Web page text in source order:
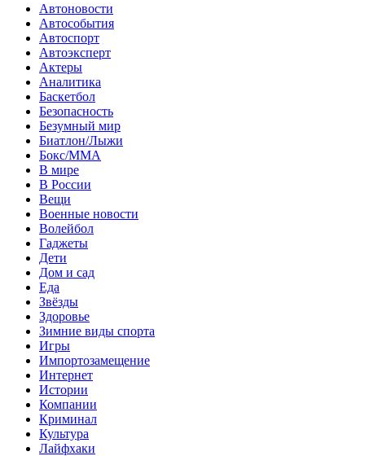
Автоновости
Автособытия
Автоспорт
Автоэксперт
Актеры
Аналитика
Баскетбол
Безопасность
Безумный мир
Биатлон/Лыжи
Бокс/MMA
В мире
В России
Вещи
Военные новости
Волейбол
Гаджеты
Дети
Дом и сад
Еда
Звёзды
Здоровье
Зимние виды спорта
Игры
Импортозамещение
Интернет
Истории
Компании
Криминал
Культура
Лайфхаки